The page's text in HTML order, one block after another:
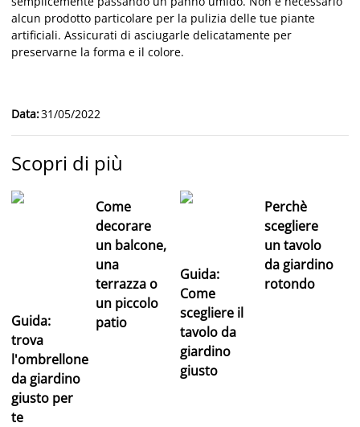
alcun prodotto particolare per la pulizia delle tue piante
artificiali. Assicurati di asciugarle delicatamente per
preservarne la forma e il colore.
Data:31/05/2022
Scopri di più
Guida:
trova
l'ombrellone
da giardino
giusto per
te
Come
decorare
un balcone,
una
terrazza o
un piccolo
patio
Guida:
Come
scegliere il
tavolo da
giardino
giusto
Perchè
scegliere
un tavolo
da giardino
rotondo